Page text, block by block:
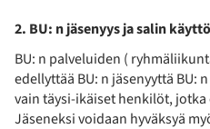
2. BU: n jäsenyys ja salin
BU: n palveluiden (
edellyttää BU: n jäsenyyttä BU:
vain täysi-ikäiset henkilöt, jotka
Jäseneksi voidaan hyväksyä